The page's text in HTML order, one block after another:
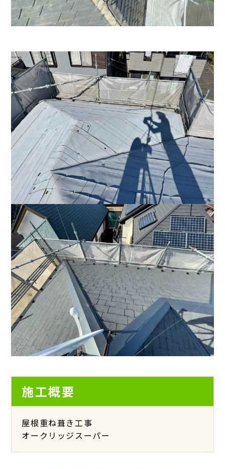
施工概要
屋根重ね葺き工事
オークリッジスーパー